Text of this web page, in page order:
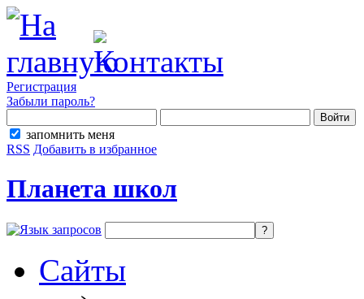
Регистрация
Забыли пароль?
запомнить меня
RSS Добавить в избранное
Планета школ
Сайты